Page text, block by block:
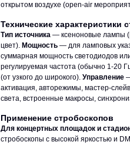
открытом воздухе (open-air
Технические характеристики
Тип источника — ксеноновые лампы
цвет). Мощность — для ламповых
суммарная мощность светодиодов
регулируемая частота (обычно 1-20
(от узкого до широкого). Управление
активация, авторежимы, мастер-
света, встроенные макросы,
Применение стробоскопов
Для концертных площадок и
стробоскопы с высокой яркостью и